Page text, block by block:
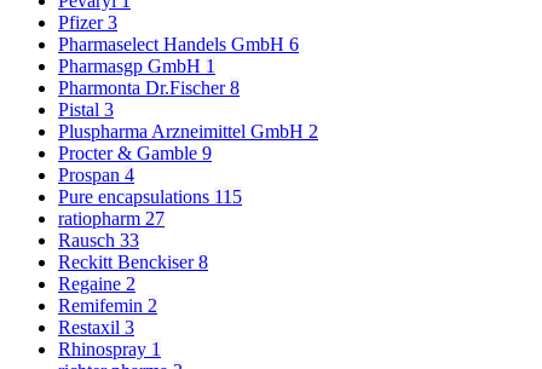
Pfizer3
Pharmaselect Handels GmbH 6
Pharmasgp GmbH 1
Pharmonta Dr.Fischer8
Pistal 3
Pluspharma Arzneimittel GmbH 2
Procter & Gamble 9
Prospan 4
Pure encapsulations 115
ratiopharm 27
Rausch 33
Reckitt Benckiser8
Regaine 2
Remifemin 2
Restaxil 3
Rhinospray 1